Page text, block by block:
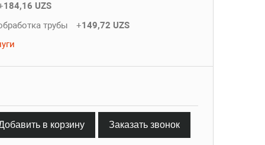
184,16 UZS
трубы
+149,72 UZS
в корзину Заказать звонок